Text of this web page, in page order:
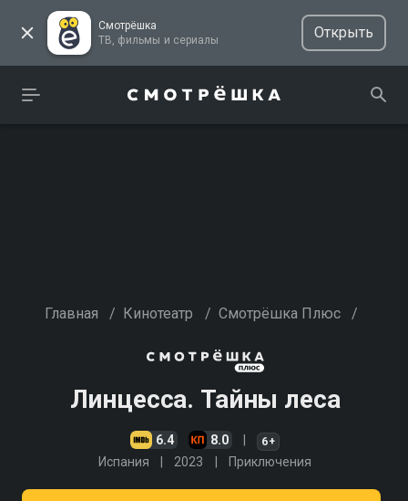
Смотрёшка
ТВ, фильмы и сериалы
Открыть
Главная / Кинотеатр / Смотрёшка Плюс /
Линцесса. Тайны леса
6.4 8.0 6+
Испания 2023 Приключения